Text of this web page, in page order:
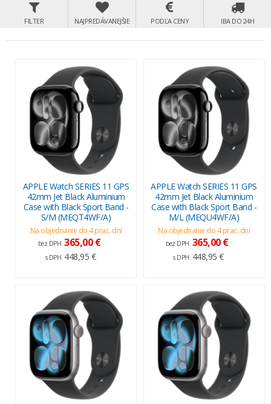
FILTER NAJPREDÁVANEJŠIE PODĽA CENY IBA DO 24H
APPLE Watch SERIES 11 GPS
42mm Jet Black Aluminium
Case with Black Sport Band -
S/M (MEQT4WF/A)
Na objednanie do 4 prac. dní
bez DPH 365,00 €
s DPH 448,95 €
APPLE Watch SERIES 11 GPS
42mm Jet Black Aluminium
Case with Black Sport Band -
M/L (MEQU4WF/A)
Na objednanie do 4 prac. dní
bez DPH 365,00 €
s DPH 448,95 €